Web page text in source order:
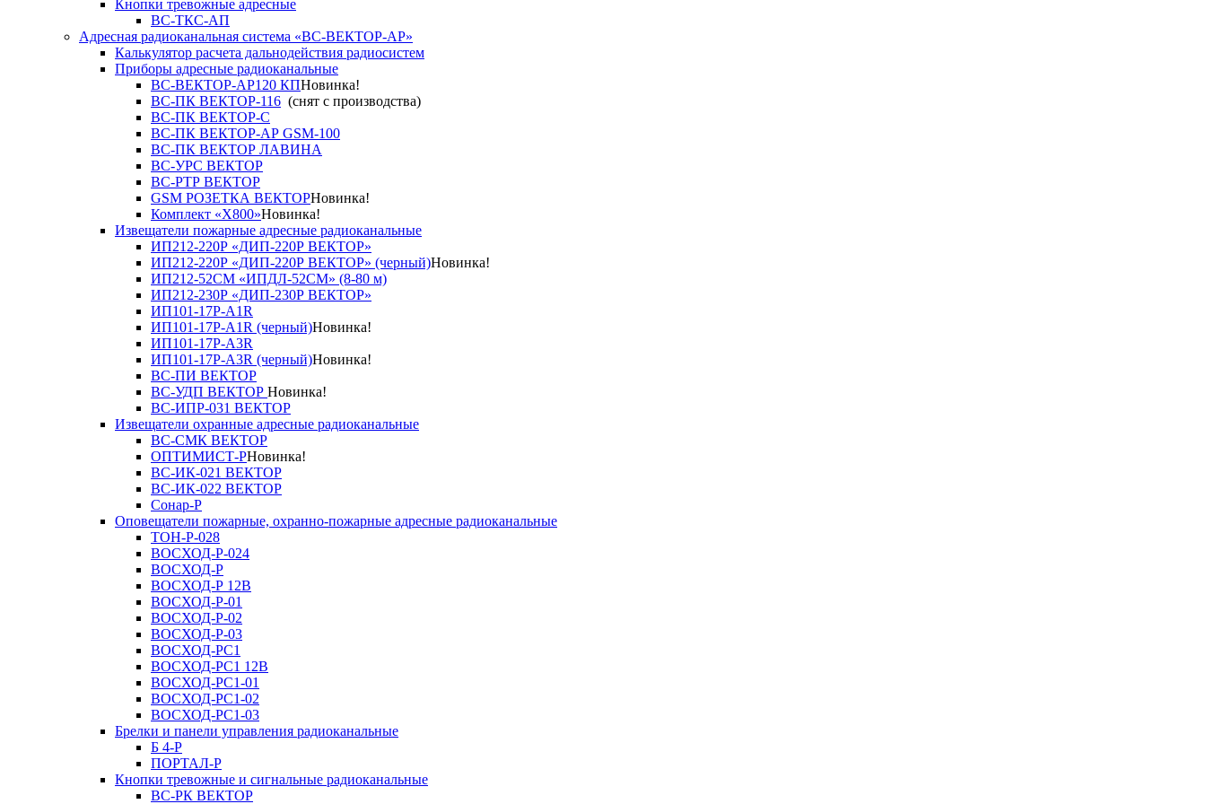
Кнопки тревожные адресные
ВС-ТКС-АП
Адресная радиоканальная система «ВС-ВЕКТОР-АР»
Калькулятор расчета дальнодействия радиосистем
Приборы адресные радиоканальные
ВС-ВЕКТОР-АР120 КПНовинка!
ВС-ПК ВЕКТОР-116 (снят с производства)
ВС-ПК ВЕКТОР-С
ВС-ПК ВЕКТОР-АР GSM-100
ВС-ПК ВЕКТОР ЛАВИНА
ВС-УРС ВЕКТОР
ВС-РТР ВЕКТОР
GSM РОЗЕТКА ВЕКТОРНовинка!
Комплект «X800»Новинка!
Извещатели пожарные адресные радиоканальные
ИП212-220Р «ДИП-220Р ВЕКТОР»
ИП212-220Р «ДИП-220Р ВЕКТОР» (черный)Новинка!
ИП212-52СМ «ИПДЛ-52СМ» (8-80 м)
ИП212-230Р «ДИП-230Р ВЕКТОР»
ИП101-17Р-A1R
ИП101-17Р-A1R (черный)Новинка!
ИП101-17Р-A3R
ИП101-17Р-A3R (черный)Новинка!
ВС-ПИ ВЕКТОР
ВС-УДП ВЕКТОР Новинка!
ВС-ИПР-031 ВЕКТОР
Извещатели охранные адресные радиоканальные
ВС-СМК ВЕКТОР
ОПТИМИСТ-РНовинка!
ВС-ИК-021 ВЕКТОР
ВС-ИК-022 ВЕКТОР
Сонар-Р
Оповещатели пожарные, охранно-пожарные адресные радиоканальные
ТОН-Р-028
ВОСХОД-Р-024
ВОСХОД-Р
ВОСХОД-Р 12В
ВОСХОД-Р-01
ВОСХОД-Р-02
ВОСХОД-Р-03
ВОСХОД-РС1
ВОСХОД-РС1 12В
ВОСХОД-РС1-01
ВОСХОД-РС1-02
ВОСХОД-РС1-03
Брелки и панели управления радиоканальные
Б 4-Р
ПОРТАЛ-Р
Кнопки тревожные и сигнальные радиоканальные
ВС-РК ВЕКТОР